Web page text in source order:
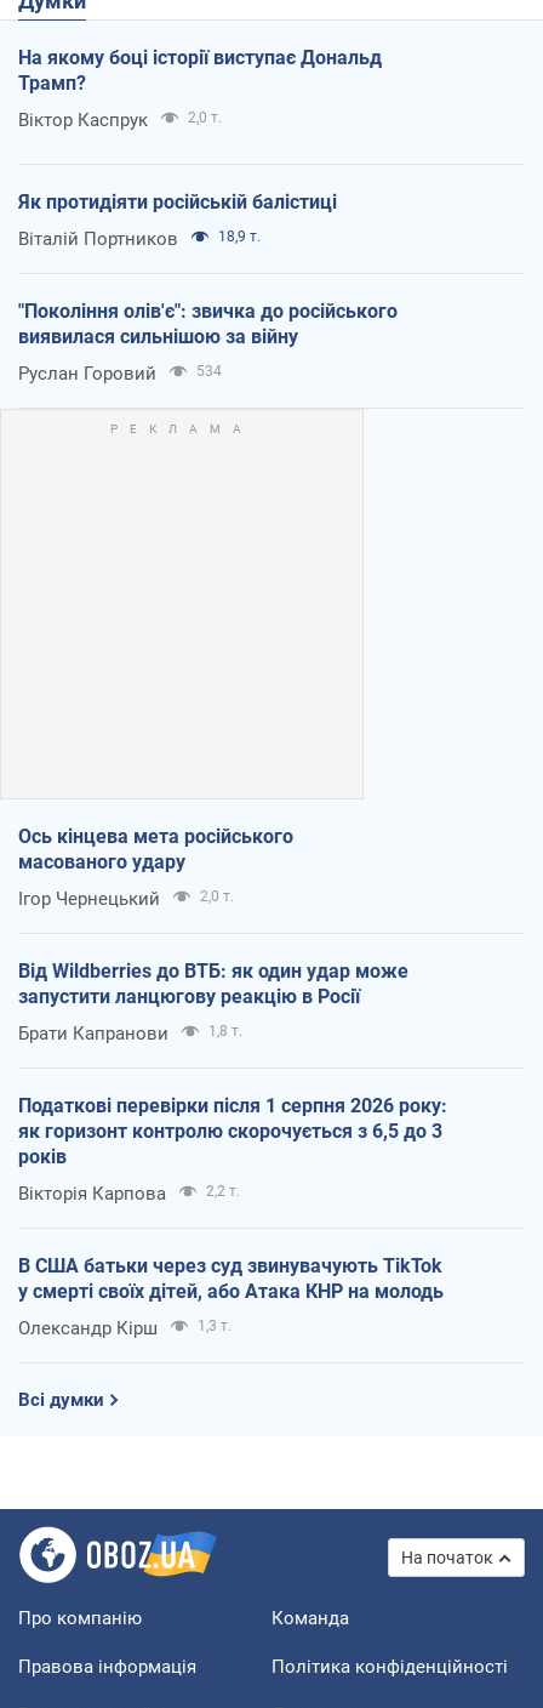
На якому боці історії виступає Дональд
Трамп?
Віктор Каспрук 2,0 т.
Як протидіяти російській балістиці
Віталій Портников 18,9 т.
"Покоління олів'є": звичка до російського
виявилася сильнішою за війну
Руслан Горовий 534
Ось кінцева мета російського
масованого удару
Ігор Чернецький 2,0 т.
Від Wildberries до ВТБ: як один удар може
запустити ланцюгову реакцію в Росії
Брати Капранови 1,8 т.
Податкові перевірки після 1 серпня 2026 року:
як горизонт контролю скорочується з 6,5 до 3
років
Вікторія Карпова 2,2 т.
В США батьки через суд звинувачують TikTok
у смерті своїх дітей, або Атака КНР на молодь
Олександр Кірш 1,3 т.
Всі думки
На початок
Про компанію Команда
Правова інформація Політика конфіденційності